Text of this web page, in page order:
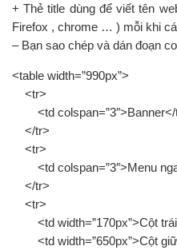
+ Thẻ title dùng để viết tên
Firefox , chrome … ) mỗi khi
– Bạn sao chép và dán đoạn
<table width=”990px”>
<tr>
<td colspan=”3″>Banner</
</tr>
<tr>
<td colspan=”3″>Menu
</tr>
<tr>
<td width=”170px”>Cột
<td width=”650px”>Cột